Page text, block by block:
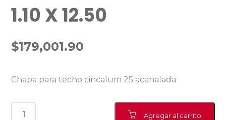
1.10 X 12.50
$179,001.90
Chapa para techo cincalum 25 acanalada
Agregar al carrito